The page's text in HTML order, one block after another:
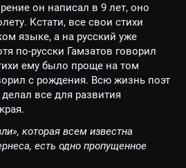
он написал в 9 лет, оно
Кстати, все свои стихи
языке, а на русский уже
по-русски Гамзатов говорил
ему было проще на том
с рождения. Всю жизнь поэт
все для развития
которая всем известна
есть одно пропущенное